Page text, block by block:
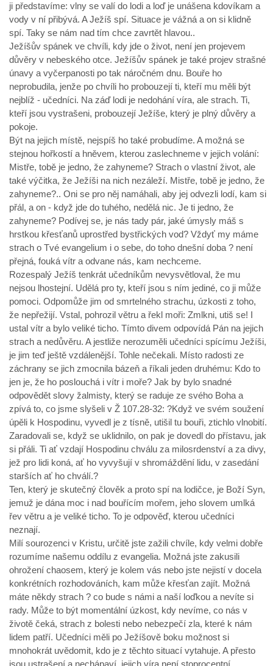
ji představíme: vlny se valí do lodi a loď je unášena kdovíkam a
vody v ní přibývá. A Ježíš spí. Situace je vážná a on si klidně
spí. Taky se nám nad tím chce zavrtět hlavou..
Ježíšův spánek ve chvíli, kdy jde o život, není jen projevem
důvěry v nebeského otce. Ježíšův spánek je také projev strašné
únavy a vyčerpanosti po tak náročném dnu. Bouře ho
neprobudila, jenže po chvíli ho probouzejí ti, kteří mu měli být
nejblíž - učedníci. Na záď lodi je nedohání víra, ale strach. Ti,
kteří jsou vystrašeni, probouzejí Ježíše, který je plný důvěry a
pokoje.
Být na jejich místě, nejspíš ho také probudíme. A možná se
stejnou hořkostí a hněvem, kterou zaslechneme v jejich volání:
Mistře, tobě je jedno, že zahyneme? Strach o vlastní život, ale
také výčitka, že Ježíši na nich nezáleží. Mistře, tobě je jedno, že
zahyneme?.. Oni se pro něj namáhali, aby jej odvezli lodí, kam si
přál, a on - když jde do tuhého, nedělá nic. Je ti jedno, že
zahyneme? Podívej se, je nás tady pár, jaké úmysly máš s
hrstkou křesťanů uprostřed bystřických vod? Vždyť my máme
strach o Tvé evangelium i o sebe, do toho dnešní doba ? není
přejná, fouká vítr a odvane nás, kam nechceme.
Rozespalý Ježíš tenkrát učedníkům nevysvětloval, že mu
nejsou lhostejní. Udělá pro ty, kteří jsou s ním jediné, co ji může
pomoci. Odpomůže jim od smrtelného strachu, úzkosti z toho,
že nepřežijí. Vstal, pohrozil větru a řekl moři: Zmlkni, utiš se! I
ustal vítr a bylo veliké ticho. Tímto divem odpovídá Pán na jejich
strach a nedůvěru. A jestliže nerozuměli učedníci spícímu Ježíši,
je jim teď ještě vzdálenější. Tohle nečekali. Místo radosti ze
záchrany se jich zmocnila bázeň a říkali jeden druhému: Kdo to
jen je, že ho poslouchá i vítr i moře? Jak by bylo snadné
odpovědět slovy žalmisty, který se raduje ze svého Boha a
zpívá to, co jsme slyšeli v Ž 107.28-32: ?Když ve svém soužení
úpěli k Hospodinu, vyvedl je z tísně, utišil tu bouři, ztichlo vlnobití.
Zaradovali se, když se uklidnilo, on pak je dovedl do přístavu, jak
si přáli. Ti ať vzdají Hospodinu chválu za milosrdenství a za divy,
jež pro lidi koná, ať ho vyvyšují v shromáždění lidu, v zasedání
starších ať ho chválí.?
Ten, který je skutečný člověk a proto spí na lodičce, je Boží Syn,
jemuž je dána moc i nad bouřícím mořem, jeho slovem umlká
řev větru a je veliké ticho. To je odpověď, kterou učedníci
neznají.
Milí sourozenci v Kristu, určitě jste zažili chvíle, kdy velmi dobře
rozumíme našemu oddílu z evangelia. Možná jste zakusili
ohrožení chaosem, který je kolem vás nebo jste nejistí v docela
konkrétních rozhodováních, kam může křesťan zajít. Možná
máte někdy strach ? co bude s námi a naší loďkou a nevíte si
rady. Může to být momentální úzkost, kdy nevíme, co nás v
životě čeká, strach z bolesti nebo nebezpečí zla, které k nám
lidem patří. Učedníci měli po Ježíšově boku možnost si
mnohokrát uvědomit, kdo je z těchto situací vytahuje. A přesto